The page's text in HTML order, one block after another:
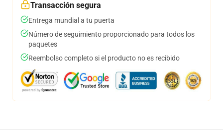
Transacción segura
Entrega mundial a tu puerta
Número de seguimiento proporcionado para todos los
paquetes
Reembolso completo si el producto no es recibido